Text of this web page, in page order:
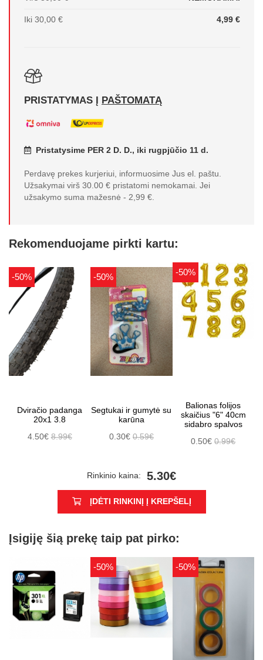
Iki 30,00 € 4,99 €
PRISTATYMAS Į PAŠTOMATĄ
Pristatysime PER 2 D. D., iki rugpjūčio 11 d.
Perdavę prekes kurjeriui, informuosime Jus el. paštu.
Užsakymai virš 30.00 € pristatomi nemokamai. Jei
užsakymo suma mažesnė - 2,99 €.
Rekomenduojame pirkti kartu:
-50%
Dviračio padanga
20x1 3.8
4.50€8.99€
-50%
Segtukai ir gumytė su
karūna
0.30€ 0.59€
-50%
Balionas folijos
skaičius "6" 40cm
sidabro spalvos
0.50€0.99€
Rinkinio kaina: 5.30€
ĮDĖTI RINKINĮ Į KREPŠELĮ
Įsigiję šią prekę taip pat pirko:
-50% -50%